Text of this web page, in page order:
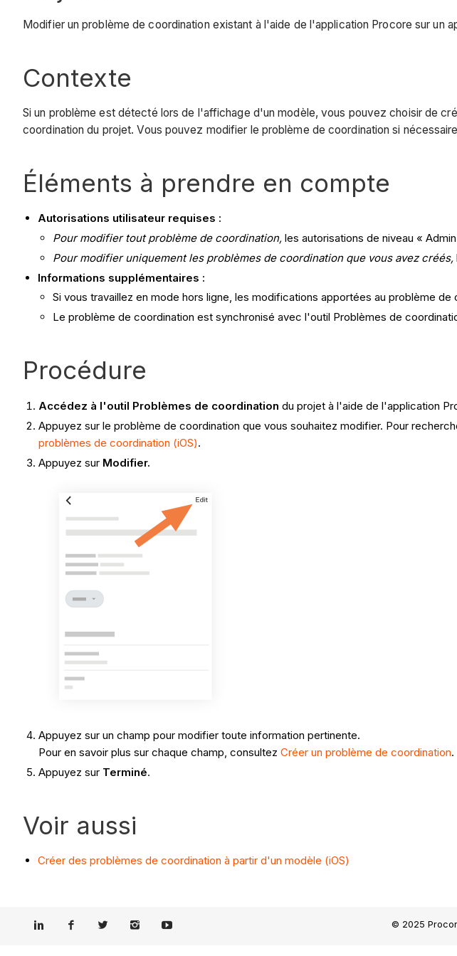
Modifier un problème de coordination existant à l'aide de l'application Procore sur un
Contexte
Si un problème est détecté lors de l'affichage d'un modèle, vous pouvez choisir de
coordination du projet. Vous pouvez modifier le problème de coordination si
Éléments à prendre en compte
Autorisations utilisateur requises :
Pour modifier tout problème de coordination, les autorisations de niveau «
Pour modifier uniquement les problèmes de coordination que vous avez créés,
Informations supplémentaires :
Si vous travaillez en mode hors ligne, les modifications apportées au problème
Le problème de coordination est synchronisé avec l'outil Problèmes de
Procédure
Accédez à l'outil Problèmes de coordination du projet à l'aide de l'application
Appuyez sur le problème de coordination que vous souhaitez modifier. Pour
problèmes de coordination (iOS).
Appuyez sur Modifier.
Appuyez sur un champ pour modifier toute information pertinente.
Pour en savoir plus sur chaque champ, consultezCréer un problème de coordination.
Appuyez sur Terminé.
Voir aussi
Créer des problèmes de coordination à partir d'un modèle (iOS)
© 2025